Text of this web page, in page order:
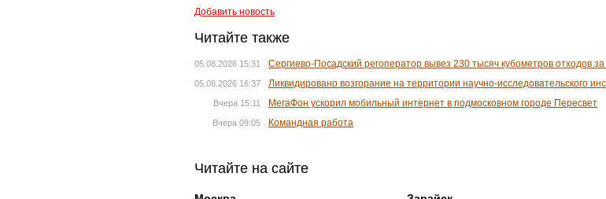
Добавить новость
Читайте также
05.08.2026 15:31 Сергиево-Посадский регоператор вывез 230 тысяч кубометров отходов
05.08.2026 16:37 Ликвидировано возгорание на территории научно-исследовательского
Вчера 15:11 МегаФон ускорил мобильный интернет в подмосковном городе Пересвет
Вчера 09:05 Командная работа
Читайте на сайте